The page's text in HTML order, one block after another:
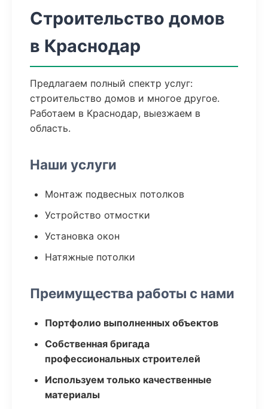
Строительство домов
в Краснодар
Предлагаем полный спектр услуг:
строительство домов и многое другое.
Работаем в Краснодар, выезжаем в
область.
Наши услуги
Монтаж подвесных потолков
Устройство отмостки
Установка окон
Натяжные потолки
Преимущества работы с нами
Портфолио выполненных объектов
Собственная бригада
профессиональных строителей
Используем только качественные
материалы